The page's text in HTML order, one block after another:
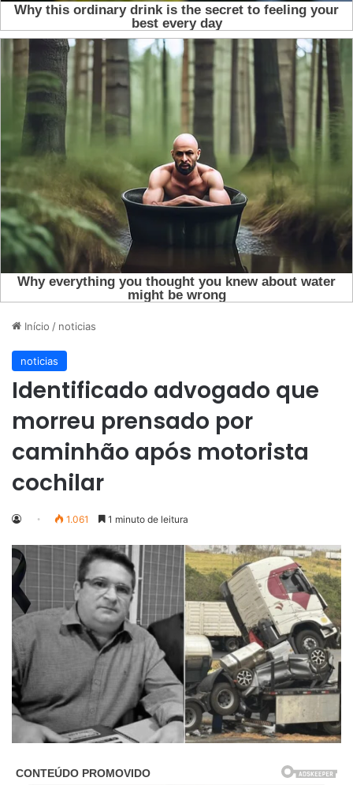
Início / noticias
noticias
Identificado advogado que
morreu prensado por
caminhão após motorista
cochilar
1.061 1 minuto de leitura